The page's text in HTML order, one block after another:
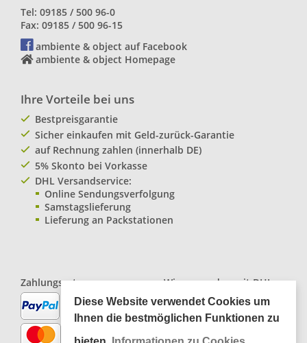
Tel: 09185 / 500 96-0
Fax: 09185 / 500 96-15
ambiente & object auf Facebook
ambiente & object Homepage
Ihre Vorteile bei uns
Bestpreisgarantie
Sicher einkaufen mit Geld-zurück-Garantie
auf Rechnung zahlen (innerhalb DE)
5% Skonto bei Vorkasse
DHL Versandservice:
Online Sendungsverfolgung
Samstagslieferung
Lieferung an Packstationen
Zahlungsarten: Wir versenden mitDHL
Paketservice
Diese Website verwendet Cookies um
Ihnen die bestmöglichen Funktionen zu